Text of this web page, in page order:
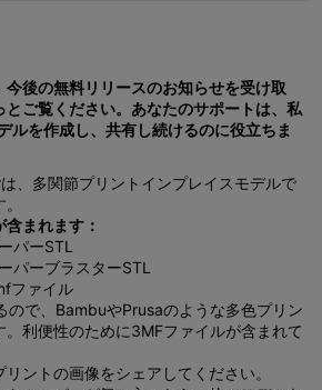
後の無料リリースのお知らせを受け取
とご覧ください。あなたのサポートは、私
ルを作成し、共有し続けるのに役立ちま
、多関節プリントインプレイスモデルで
まれます：
パーSTL
パーブラスターSTL
ファイル
ので、BambuやPrusaのような多色プリン
。利便性のために3MFファイルが含まれて
ントの画像をシェアしてください。